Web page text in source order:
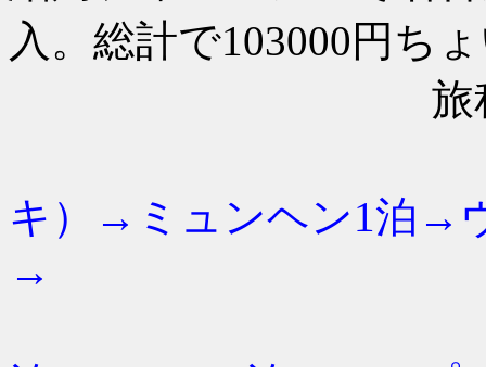
入。総計で103000円ち
旅
キ）→ミュンヘン1泊→
→